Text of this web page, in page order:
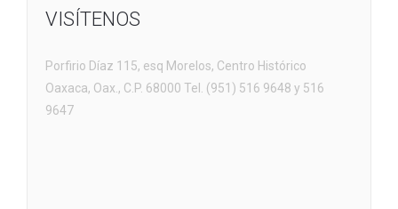
VISÍTENOS
Porfirio Díaz 115, esq Morelos, Centro Histórico
Oaxaca, Oax., C.P. 68000 Tel. (951) 516 9648 y 516
9647